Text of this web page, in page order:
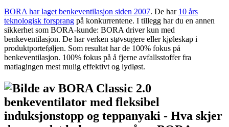
BORA har laget benkeventilasjon siden 2007. De har 10 års
teknologisk forsprang på konkurrentene. I tillegg har du en annen
sikkerhet som BORA-kunde: BORA driver kun med
benkeventilasjon. De har verken støvsugere eller kjøleskap i
produktporteføljen. Som resultat har de 100% fokus på
benkeventilasjon. 100% fokus på å fjerne avfallsstoffer fra
matlagingen mest mulig effektivt og lydløst.